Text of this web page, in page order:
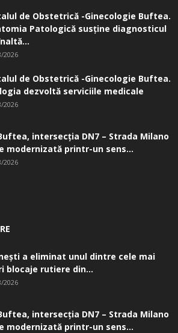
de Obstetrică -Ginecologie Buftea.
Patologică susţine diagnosticul
2026
de Obstetrică -Ginecologie Buftea.
dezvoltă serviciile medicale
2026
intersecţia DN7 – Strada Milano
modernizată printr-un sens...
2026
a eliminat unul dintre cele mai
blocaje rutiere din...
2026
intersecţia DN7 – Strada Milano
modernizată printr-un sens...